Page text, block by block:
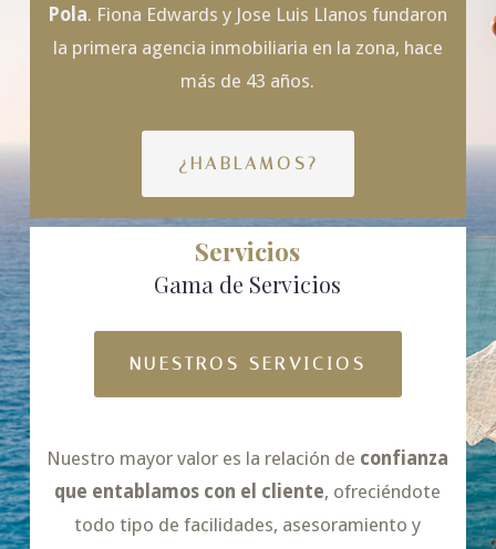
Pola. Fiona Edwards y Jose Luis Llanos fundaron
la primera agencia inmobiliaria en la zona, hace
más de 43 años.
¿HABLAMOS?
Servicios
Gama de Servicios
NUESTROS SERVICIOS
Nuestro mayor valor es la relación de confianza
que entablamos con el cliente, ofreciéndote
todo tipo de facilidades, asesoramiento y